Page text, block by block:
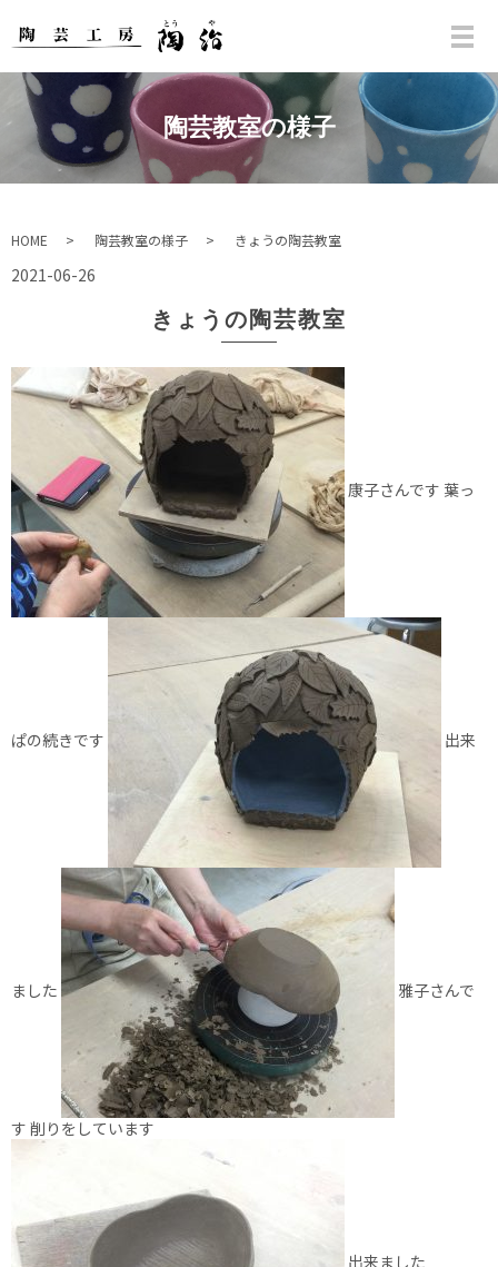
陶芸教室の様子
HOME 陶芸教室の様子 きょうの陶芸教室
2021-06-26
きょうの陶芸教室
康子さんです 葉っ
ぱの続きです 出来
ました 雅子さんで
す 削りをしています
出来ました